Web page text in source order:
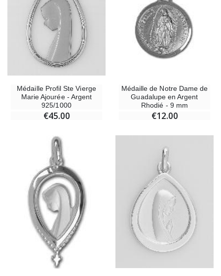
Médaille Profil Ste Vierge
Marie Ajourée - Argent
925/1000
€45.00
Médaille de Notre Dame de
Guadalupe en Argent
Rhodié - 9 mm
€12.00